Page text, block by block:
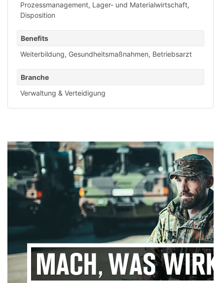
Prozessmanagement, Lager- und Materialwirtschaft,
Disposition
Benefits
Weiterbildung, Gesundheitsmaßnahmen, Betriebsarzt
Branche
Verwaltung & Verteidigung